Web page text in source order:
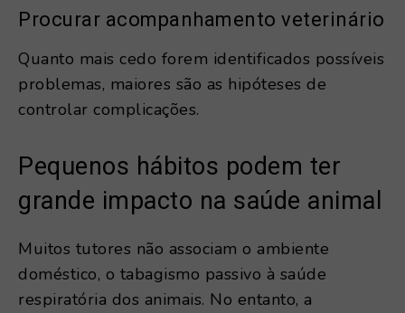
Procurar acompanhamento veterinário
Quanto mais cedo forem identificados possíveis
problemas, maiores são as hipóteses de
controlar complicações.
Pequenos hábitos podem ter
grande impacto na saúde animal
Muitos tutores não associam o ambiente
doméstico, o tabagismo passivo à saúde
respiratória dos animais. No entanto, a